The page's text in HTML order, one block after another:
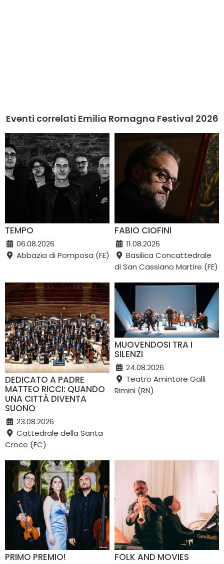
Eventi correlati Emilia Romagna Festival 2026
TEMPO
06.08.2026
Abbazia di Pomposa (FE)
FABIO CIOFINI
11.08.2026
Basilica Concattedrale
di San Cassiano Martire (FE)
DEDICATO A PADRE
MATTEO RICCI: QUANDO
UNA CITTÀ DIVENTA
SUONO
23.08.2026
Cattedrale della Santa
Croce (FC)
MUOVENDOSI TRA I
SILENZI
24.08.2026
Teatro Amintore Galli
Rimini (RN)
PRIMO PREMIO! FOLK AND MOVIES